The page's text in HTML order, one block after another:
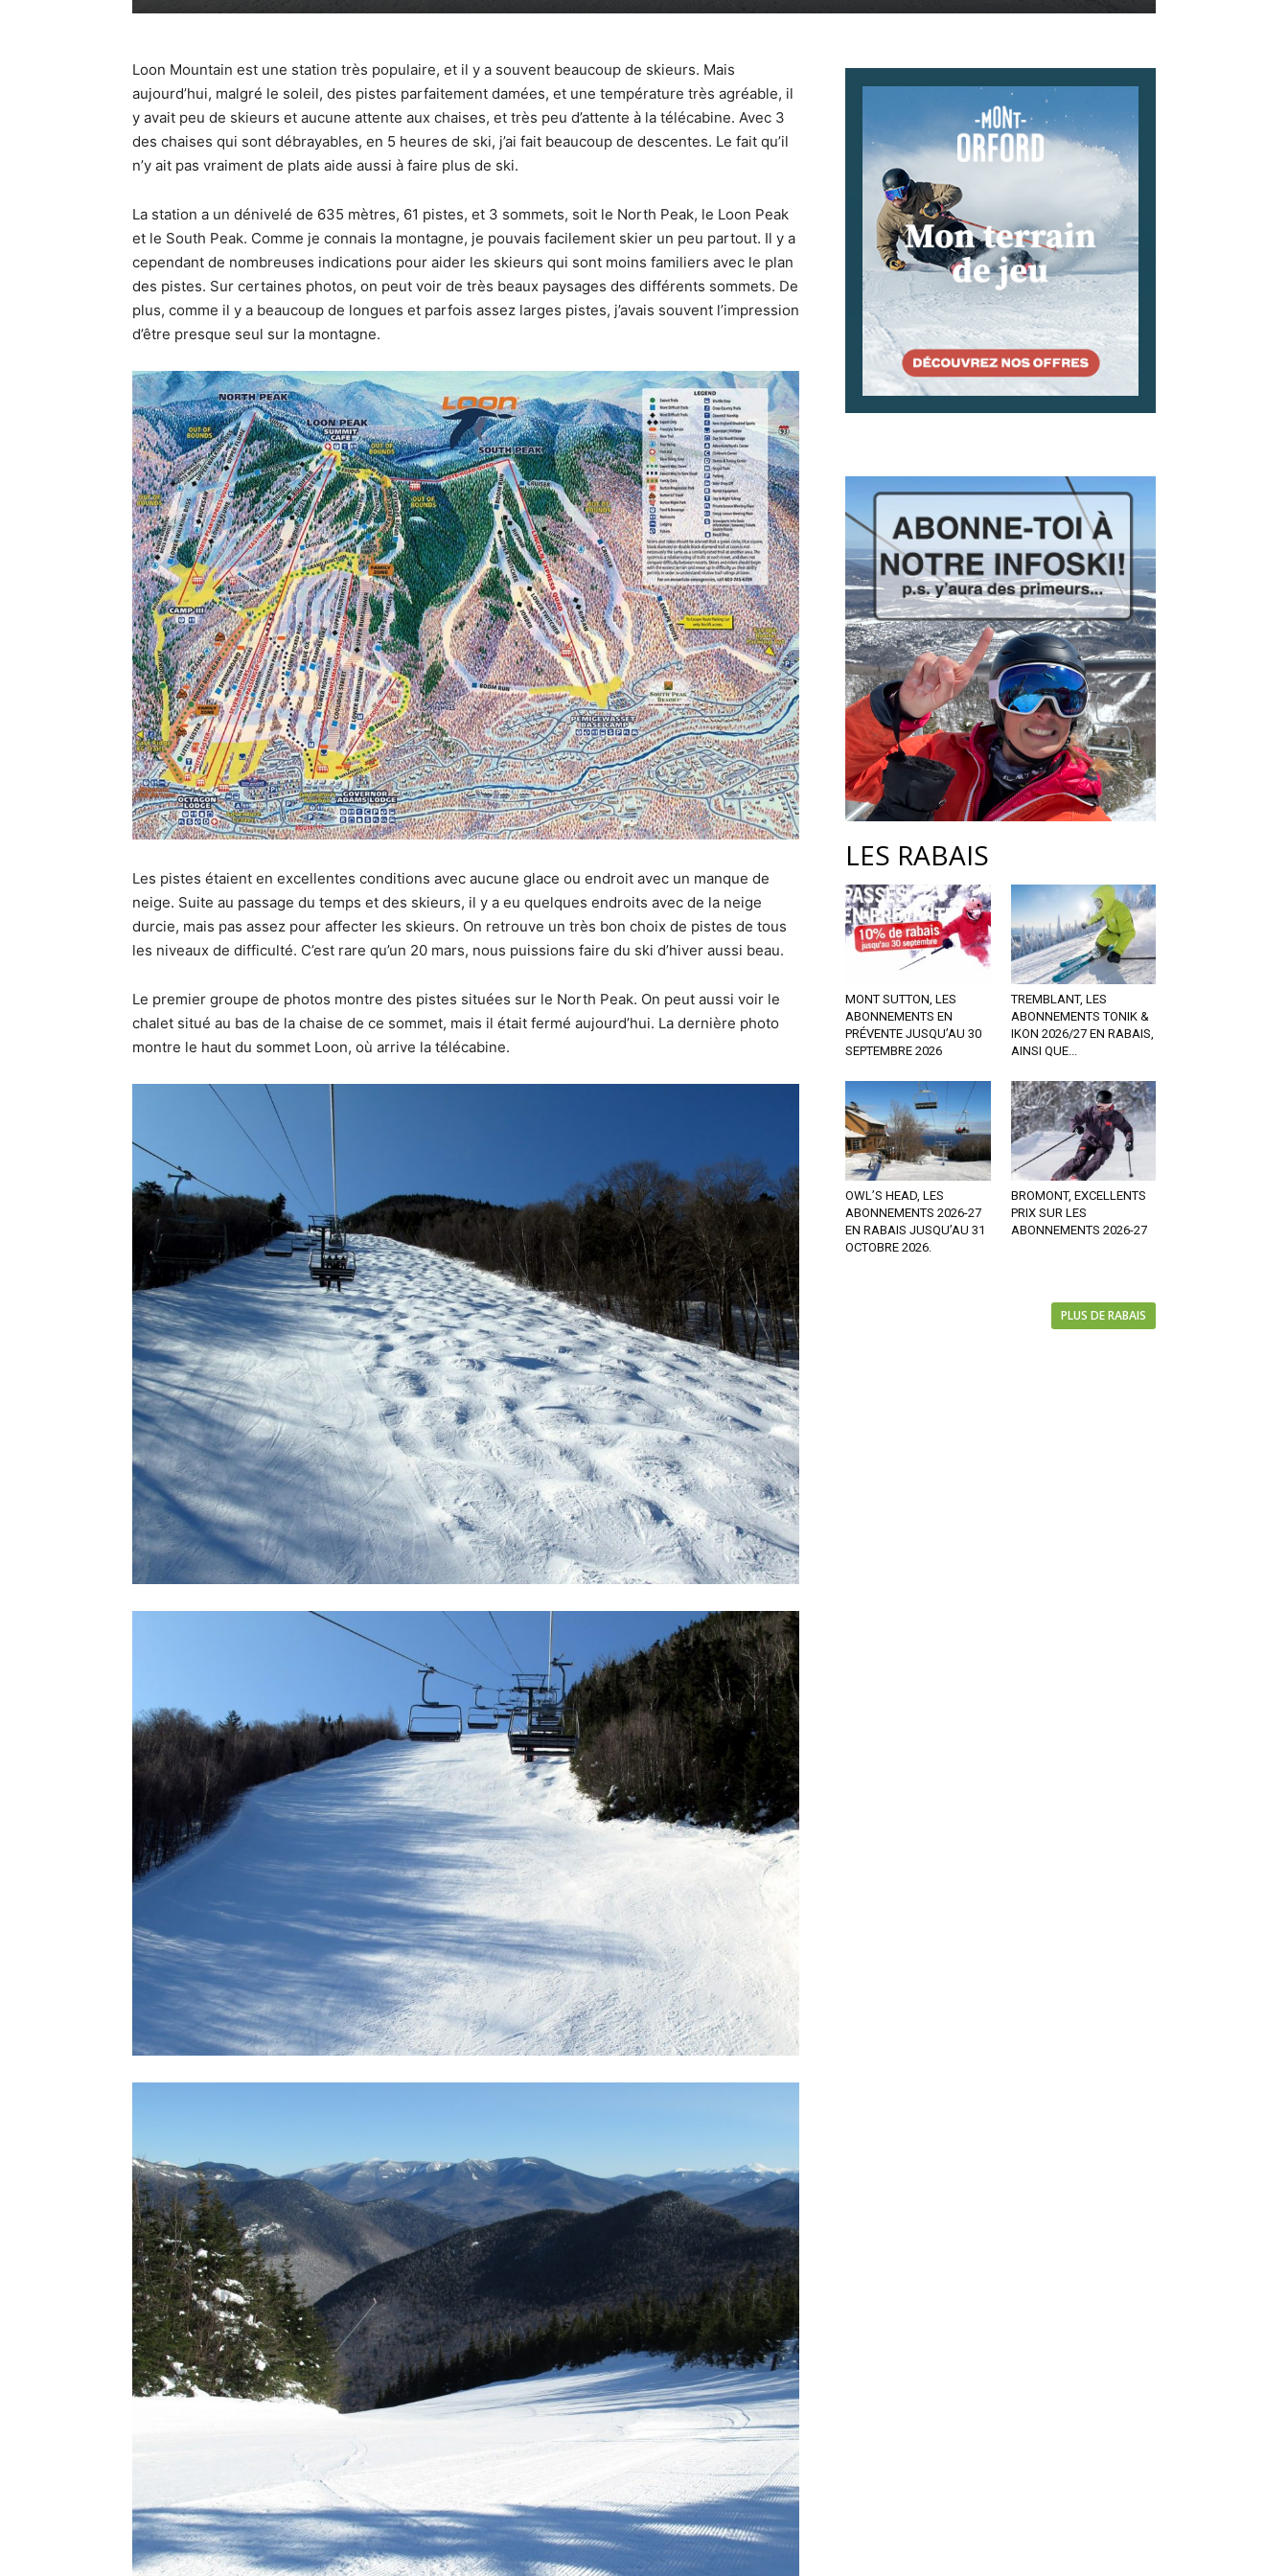
Loon Mountain est une station très populaire, et il y a souvent beaucoup de skieurs. Mais
aujourd’hui, malgré le soleil, des pistes parfaitement damées, et une température très agréable, il
y avait peu de skieurs et aucune attente aux chaises, et très peu d’attente à la télécabine. Avec 3
des chaises qui sont débrayables, en 5 heures de ski, j’ai fait beaucoup de descentes. Le fait qu’il
n’y ait pas vraiment de plats aide aussi à faire plus de ski.
La station a un dénivelé de 635 mètres, 61 pistes, et 3 sommets, soit le North Peak, le Loon Peak
et le South Peak. Comme je connais la montagne, je pouvais facilement skier un peu partout. Il y a
cependant de nombreuses indications pour aider les skieurs qui sont moins familiers avec le plan
des pistes. Sur certaines photos, on peut voir de très beaux paysages des différents sommets. De
plus, comme il y a beaucoup de longues et parfois assez larges pistes, j’avais souvent l’impression
d’être presque seul sur la montagne.
Les pistes étaient en excellentes conditions avec aucune glace ou endroit avec un manque de
neige. Suite au passage du temps et des skieurs, il y a eu quelques endroits avec de la neige
durcie, mais pas assez pour affecter les skieurs. On retrouve un très bon choix de pistes de tous
les niveaux de difficulté. C’est rare qu’un 20 mars, nous puissions faire du ski d’hiver aussi beau.
Le premier groupe de photos montre des pistes situées sur le North Peak. On peut aussi voir le
chalet situé au bas de la chaise de ce sommet, mais il était fermé aujourd’hui. La dernière photo
montre le haut du sommet Loon, où arrive la télécabine.
LES RABAIS
MONT SUTTON, LES
ABONNEMENTS EN
PRÉVENTE JUSQU’AU 30
SEPTEMBRE 2026
TREMBLANT, LES
ABONNEMENTS TONIK &
IKON 2026/27 EN RABAIS,
AINSI QUE...
OWL’S HEAD, LES
ABONNEMENTS 2026-27
EN RABAIS JUSQU’AU 31
OCTOBRE 2026.
BROMONT, EXCELLENTS
PRIX SUR LES
ABONNEMENTS 2026-27
PLUS DE RABAIS